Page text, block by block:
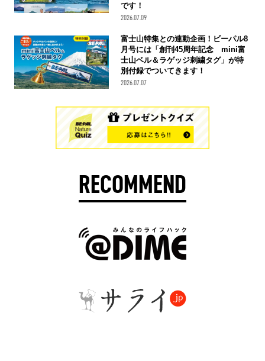
です！
2026.07.09
富士山特集との連動企画！ビーパル8
月号には「創刊45周年記念 mini富
士山ベル＆ラゲッジ刺繍タグ」が特
別付録でついてきます！
2026.07.07
RECOMMEND